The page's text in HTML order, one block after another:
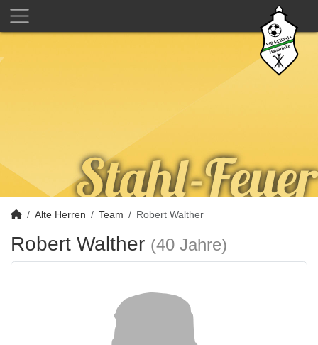
Alte Herren Team Robert Walther
Robert Walther (40 Jahre)